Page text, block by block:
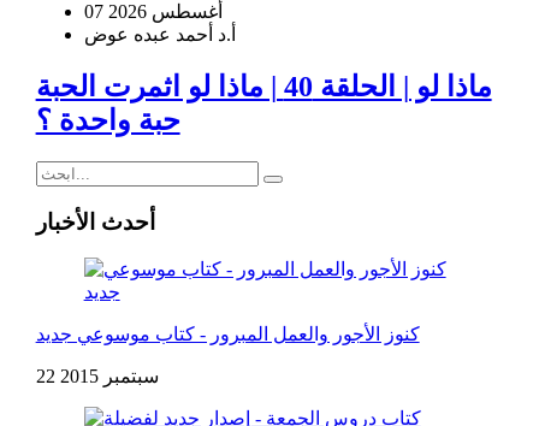
07 أغسطس 2026
أ.د أحمد عبده عوض
ماذا لو | الحلقة 40 | ماذا لو اثمرت الحبة
حبة واحدة ؟
أحدث الأخبار
كنوز الأجور والعمل المبرور - كتاب موسوعي جديد
22 سبتمبر 2015